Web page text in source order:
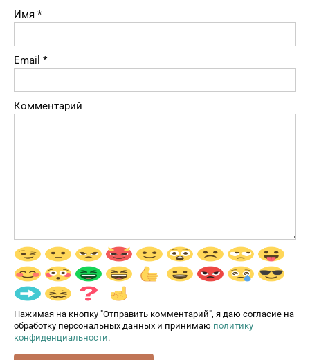
Имя *
Email *
Комментарий
Нажимая на кнопку "Отправить комментарий", я даю согласие на
обработку персональных данных и принимаю политику
конфиденциальности.